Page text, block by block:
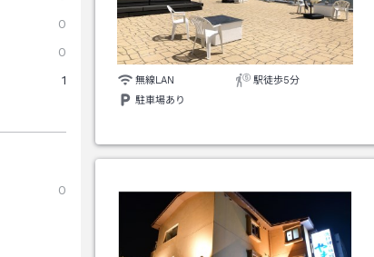
0
0
1
0
無線LAN
駅徒歩5分
駐車場あり